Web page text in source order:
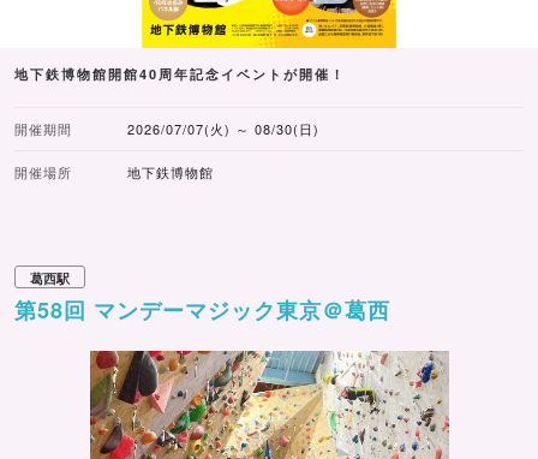
地下鉄博物館開館40周年記念イベントが開催！
開催期間 2026/07/07(火) ～ 08/30(日)
開催場所 地下鉄博物館
葛西駅
第58回 マンデーマジック東京＠葛西